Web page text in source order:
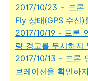
2017/10/23 - 드론
Fly 상태(GPS 수신)
2017/10/19 - 드론
량 경고를 무시하지
2017/10/13 - 드론
브레이션을 확인하